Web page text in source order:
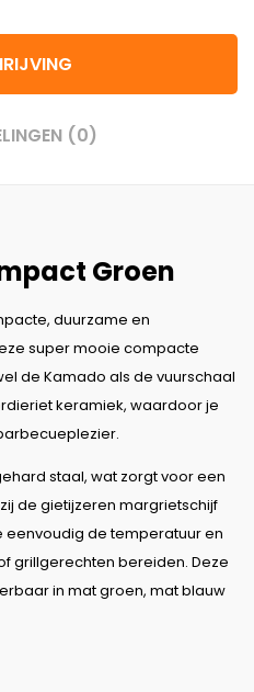
(0)
Groen
duurzame en
super mooie compacte
de Kamado als de vuurschaal
keramiek, waardoor je
staal, wat zorgt voor een
de gietijzeren margrietschijf
de temperatuur en
grillgerechten bereiden. Deze
in mat groen, mat blauw